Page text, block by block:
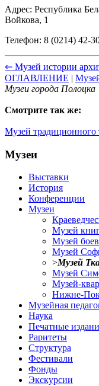
Адрес: Республика
Войкова, 1
Телефон: 8 (0214) 42-
⇐ Музей истории
ОГЛАВЛЕНИЕ |
Музеи города Полоцка
Смотрите так же:
Музей традиционного
Музеи
Выставки
История
Конференции
Музеи
Музей
Музей
Музей
>Музей
Музей
Музей-
Нижне-
Музейная
Наука
Печатные
Раритеты
Структура
Фестивали
Фонды
Экскурсии